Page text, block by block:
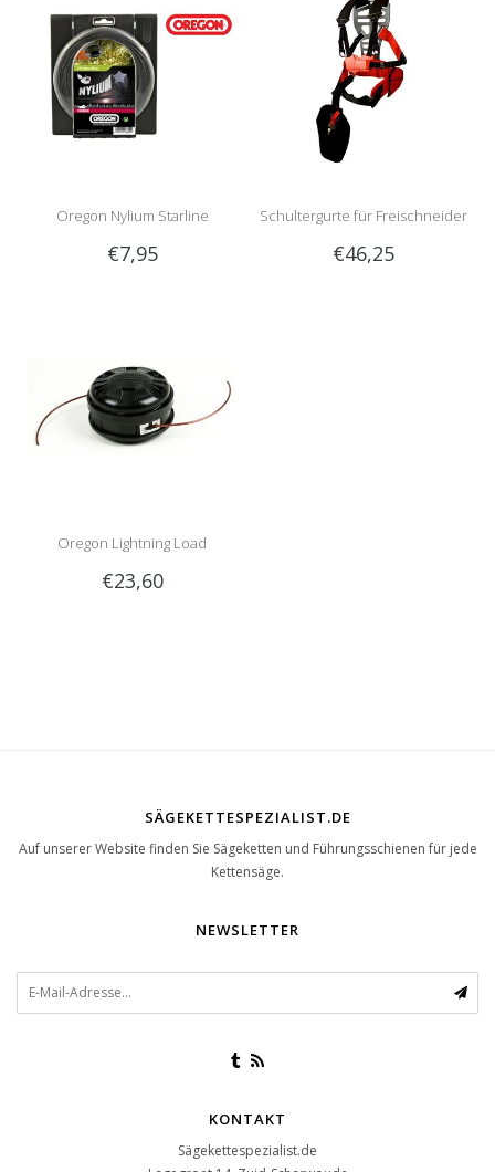
Oregon Nylium Starline
Mähfade | 15 Meter Rolle
€7,95
Schultergurte für Freischneider
Professionell
€46,25
Oregon Lightning Load
Fadenkopf | Montage mit Bolze
€23,60
SÄGEKETTESPEZIALIST.DE
Auf unserer Website finden Sie Sägeketten und Führungsschienen für jede
Kettensäge.
NEWSLETTER
KONTAKT
Sägekettespezialist.de